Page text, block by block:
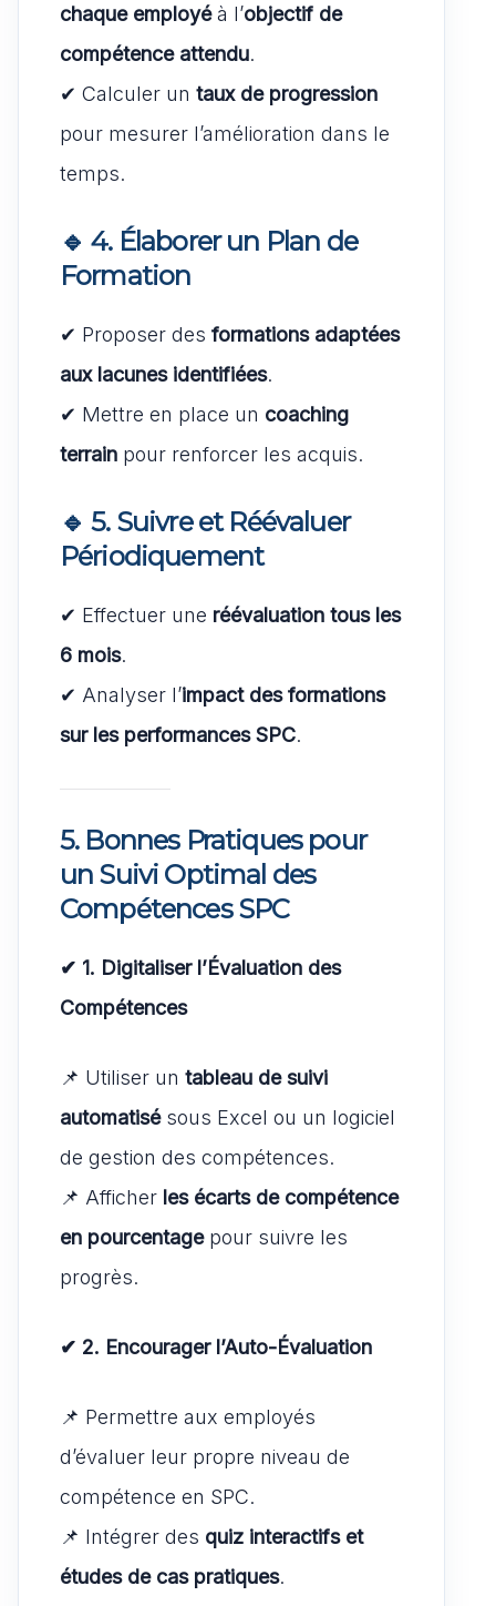
chaque employéà l’objectif de
compétence attendu.
✔ Calculer un taux de progression
pour mesurer l’amélioration dans le
temps.
🔹 4. Élaborer un Plan de
Formation
✔ Proposer des formations adaptées
aux lacunes identifiées.
✔ Mettre en place un coaching
terrain pour renforcer les acquis.
🔹 5. Suivre et Réévaluer
Périodiquement
✔ Effectuer une réévaluation tous les
6 mois.
✔ Analyser l’impact des formations
sur les performances SPC.
5. Bonnes Pratiques pour
un Suivi Optimal des
Compétences SPC
✔ 1. Digitaliser l’Évaluation des
Compétences
📌 Utiliser un tableau de suivi
automatisésous Excel ou un logiciel
de gestion des compétences.
📌 Afficher les écarts de compétence
en pourcentagepour suivre les
progrès.
✔ 2. Encourager l’Auto-Évaluation
📌 Permettre aux employés
d’évaluer leur propre niveau de
compétence en SPC.
📌 Intégrer des quiz interactifs et
études de cas pratiques.